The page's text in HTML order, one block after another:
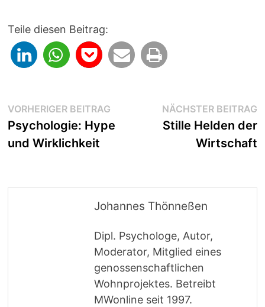
Teile diesen Beitrag:
Beitragsnavigation
VORHERIGER BEITRAG Vorheriger
Beitrag:
Psychologie: Hype
und Wirklichkeit
NÄCHSTER BEITRAG
Stille Helden der
Wirtschaft
Johannes Thönneßen
Dipl. Psychologe, Autor,
Moderator, Mitglied eines
genossenschaftlichen
Wohnprojektes. Betreibt
MWonline seit 1997.